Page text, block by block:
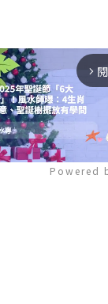
arrow_forward_ios
Powered